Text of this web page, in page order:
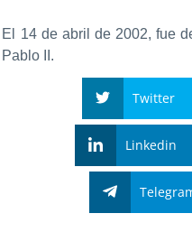
El 14 de abril de 2002, fue
Pablo II.
Twitter
Linkedin